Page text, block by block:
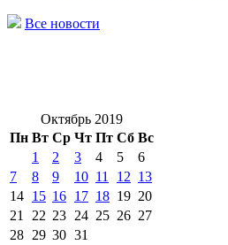
Все новости
Октябрь 2019
Пн Вт Ср Чт Пт Сб Вс
1 2 3 4 5
6
7
8 9 10 11 12 13
14 15 16 17 18 19 20
21
22 23 24 25 26 27
28 29 30 31